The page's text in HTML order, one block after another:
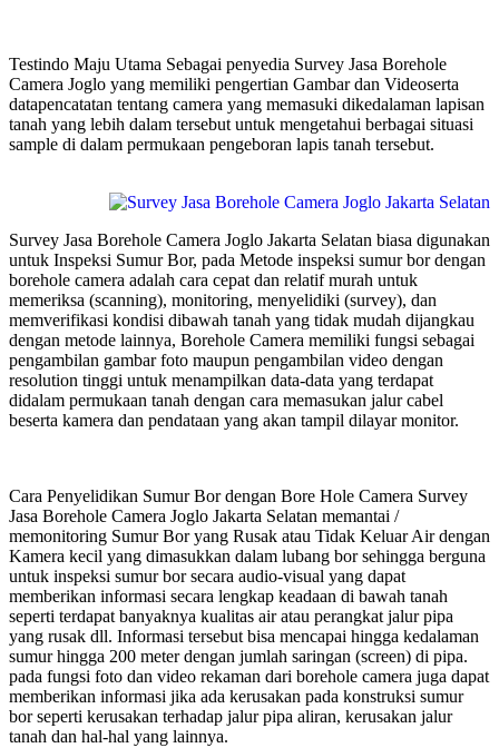
Testindo Maju Utama Sebagai penyedia Survey Jasa Borehole
Camera Joglo yang memiliki pengertian Gambar dan Videoserta
datapencatatan tentang camera yang memasuki dikedalaman lapisan
tanah yang lebih dalam tersebut untuk mengetahui berbagai situasi
sample di dalam permukaan pengeboran lapis tanah tersebut.
Survey Jasa Borehole Camera Joglo Jakarta Selatan biasa digunakan
untuk Inspeksi Sumur Bor, pada Metode inspeksi sumur bor dengan
borehole camera adalah cara cepat dan relatif murah untuk
memeriksa (scanning), monitoring, menyelidiki (survey), dan
memverifikasi kondisi dibawah tanah yang tidak mudah dijangkau
dengan metode lainnya, Borehole Camera memiliki fungsi sebagai
pengambilan gambar foto maupun pengambilan video dengan
resolution tinggi untuk menampilkan data-data yang terdapat
didalam permukaan tanah dengan cara memasukan jalur cabel
beserta kamera dan pendataan yang akan tampil dilayar monitor.
Cara Penyelidikan Sumur Bor dengan Bore Hole Camera Survey
Jasa Borehole Camera Joglo Jakarta Selatan memantai /
memonitoring Sumur Bor yang Rusak atau Tidak Keluar Air dengan
Kamera kecil yang dimasukkan dalam lubang bor sehingga berguna
untuk inspeksi sumur bor secara audio-visual yang dapat
memberikan informasi secara lengkap keadaan di bawah tanah
seperti terdapat banyaknya kualitas air atau perangkat jalur pipa
yang rusak dll. Informasi tersebut bisa mencapai hingga kedalaman
sumur hingga 200 meter dengan jumlah saringan (screen) di pipa.
pada fungsi foto dan video rekaman dari borehole camera juga dapat
memberikan informasi jika ada kerusakan pada konstruksi sumur
bor seperti kerusakan terhadap jalur pipa aliran, kerusakan jalur
tanah dan hal-hal yang lainnya.